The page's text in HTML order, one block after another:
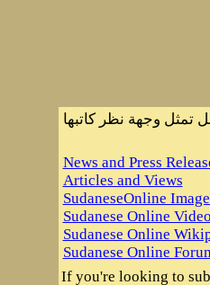
تمثل وجهة نظر كاتبها
News and Press
Articles and Views
SudaneseOnline
Sudanese Online
Sudanese Online
Sudanese Online
If you're looking to